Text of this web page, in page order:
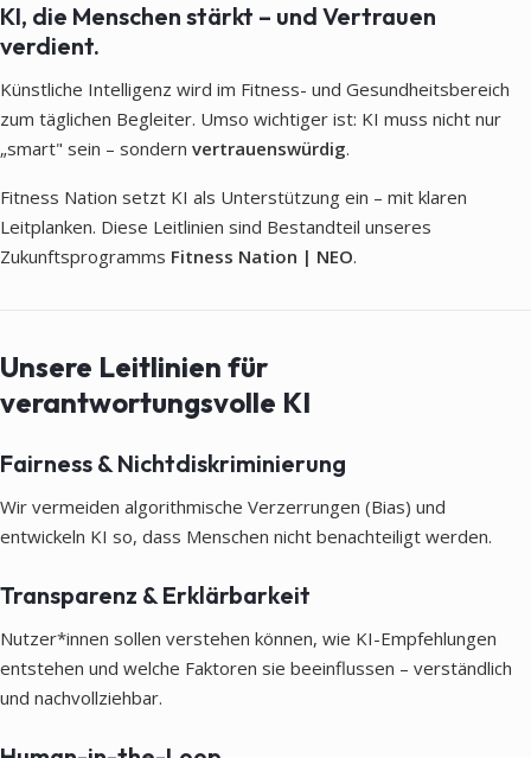
KI, die Menschen stärkt – und Vertrauen
verdient.
Künstliche Intelligenz wird im Fitness- und Gesundheitsbereich
zum täglichen Begleiter. Umso wichtiger ist: KI muss nicht nur
„smart" sein – sondern vertrauenswürdig.
Fitness Nation setzt KI als Unterstützung ein – mit klaren
Leitplanken. Diese Leitlinien sind Bestandteil unseres
Zukunftsprogramms Fitness Nation | NEO.
Unsere Leitlinien für
verantwortungsvolle KI
Fairness & Nichtdiskriminierung
Wir vermeiden algorithmische Verzerrungen (Bias) und
entwickeln KI so, dass Menschen nicht benachteiligt werden.
Transparenz & Erklärbarkeit
Nutzer*innen sollen verstehen können, wie KI-Empfehlungen
entstehen und welche Faktoren sie beeinflussen – verständlich
und nachvollziehbar.